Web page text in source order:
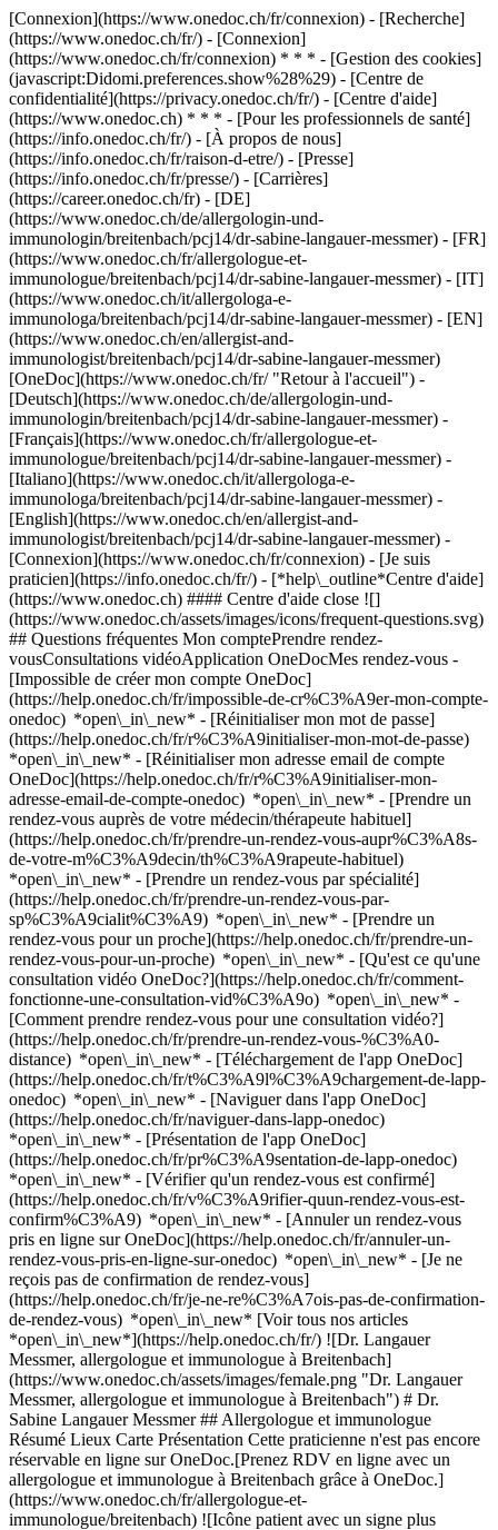
[Connexion](https://www.onedoc.ch/fr/connexion) - [Recherche]
(https://www.onedoc.ch/fr/) - [Connexion]
(https://www.onedoc.ch/fr/connexion) * * * - [Gestion des cookies]
(javascript:Didomi.preferences.show%28%29) - [Centre de
confidentialité](https://privacy.onedoc.ch/fr/) - [Centre d'aide]
(https://www.onedoc.ch) * * * - [Pour les professionnels de santé]
(https://info.onedoc.ch/fr/) - [À propos de nous]
(https://info.onedoc.ch/fr/raison-d-etre/) - [Presse]
(https://info.onedoc.ch/fr/presse/) - [Carrières]
(https://career.onedoc.ch/fr) - [DE]
(https://www.onedoc.ch/de/allergologin-und-
immunologin/breitenbach/pcj14/dr-sabine-langauer-messmer) - [FR]
(https://www.onedoc.ch/fr/allergologue-et-
immunologue/breitenbach/pcj14/dr-sabine-langauer-messmer) - [IT]
(https://www.onedoc.ch/it/allergologa-e-
immunologa/breitenbach/pcj14/dr-sabine-langauer-messmer) - [EN]
(https://www.onedoc.ch/en/allergist-and-
immunologist/breitenbach/pcj14/dr-sabine-langauer-messmer)
[OneDoc](https://www.onedoc.ch/fr/ "Retour à l'accueil") -
[Deutsch](https://www.onedoc.ch/de/allergologin-und-
immunologin/breitenbach/pcj14/dr-sabine-langauer-messmer) -
[Français](https://www.onedoc.ch/fr/allergologue-et-
immunologue/breitenbach/pcj14/dr-sabine-langauer-messmer) -
[Italiano](https://www.onedoc.ch/it/allergologa-e-
immunologa/breitenbach/pcj14/dr-sabine-langauer-messmer) -
[English](https://www.onedoc.ch/en/allergist-and-
immunologist/breitenbach/pcj14/dr-sabine-langauer-messmer) -
[Connexion](https://www.onedoc.ch/fr/connexion) - [Je suis
praticien](https://info.onedoc.ch/fr/) - [*help\_outline*Centre d'aide]
(https://www.onedoc.ch) #### Centre d'aide close ![]
(https://www.onedoc.ch/assets/images/icons/frequent-questions.svg)
## Questions fréquentes Mon comptePrendre rendez-
vousConsultations vidéoApplication OneDocMes rendez-vous -
[Impossible de créer mon compte OneDoc]
(https://help.onedoc.ch/fr/impossible-de-cr%C3%A9er-mon-compte-
onedoc) *open\_in\_new* - [Réinitialiser mon mot de passe]
(https://help.onedoc.ch/fr/r%C3%A9initialiser-mon-mot-de-passe)
*open\_in\_new* - [Réinitialiser mon adresse email de compte
OneDoc](https://help.onedoc.ch/fr/r%C3%A9initialiser-mon-
adresse-email-de-compte-onedoc) *open\_in\_new* - [Prendre un
rendez-vous auprès de votre médecin/thérapeute habituel]
(https://help.onedoc.ch/fr/prendre-un-rendez-vous-aupr%C3%A8s-
de-votre-m%C3%A9decin/th%C3%A9rapeute-habituel)
*open\_in\_new* - [Prendre un rendez-vous par spécialité]
(https://help.onedoc.ch/fr/prendre-un-rendez-vous-par-
sp%C3%A9cialit%C3%A9) *open\_in\_new* - [Prendre un
rendez-vous pour un proche](https://help.onedoc.ch/fr/prendre-un-
rendez-vous-pour-un-proche) *open\_in\_new* - [Qu'est ce qu'une
consultation vidéo OneDoc?](https://help.onedoc.ch/fr/comment-
fonctionne-une-consultation-vid%C3%A9o) *open\_in\_new* -
[Comment prendre rendez-vous pour une consultation vidéo?]
(https://help.onedoc.ch/fr/prendre-un-rendez-vous-%C3%A0-
distance) *open\_in\_new* - [Téléchargement de l'app OneDoc]
(https://help.onedoc.ch/fr/t%C3%A9l%C3%A9chargement-de-lapp-
onedoc) *open\_in\_new* - [Naviguer dans l'app OneDoc]
(https://help.onedoc.ch/fr/naviguer-dans-lapp-onedoc)
*open\_in\_new* - [Présentation de l'app OneDoc]
(https://help.onedoc.ch/fr/pr%C3%A9sentation-de-lapp-onedoc)
*open\_in\_new* - [Vérifier qu'un rendez-vous est confirmé](https://help.onedoc.ch/fr/v%C3%A9rifier-quun-rendez-vous-est-confirm%C3%A9) *open\_in\_new* - [Annuler un rendez-vous pris en ligne sur OneDoc](https://help.onedoc.ch/fr/annuler-un-rendez-vous-pris-en-ligne-sur-onedoc) *open\_in\_new* - [Je ne reçois pas de confirmation de rendez-vous](https://help.onedoc.ch/fr/je-ne-re%C3%A7ois-pas-de-confirmation-de-rendez-vous) *open\_in\_new* [Voir tous nos articles *open\_in\_new*](https://help.onedoc.ch/fr/) ![Dr. Langauer Messmer, allergologue et immunologue à Breitenbach](https://www.onedoc.ch/assets/images/female.png "Dr. Langauer Messmer, allergologue et immunologue à Breitenbach") # Dr. Sabine Langauer Messmer ## Allergologue et immunologue Résumé Lieux Carte Présentation Cette praticienne n'est pas encore réservable en ligne sur OneDoc.[Prenez RDV en ligne avec un allergologue et immunologue à Breitenbach grâce à OneDoc.](https://www.onedoc.ch/fr/allergologue-et-immunologue/breitenbach) ![Icône patient avec un signe plus annonçant que le professionnel accepte de nouveaux patients](https://www.onedoc.ch/assets/images/icons/new-patients.svg) ### Patients acceptés Dr. Sabine Langauer Messmer accepte les nouveaux patients ![Icône mallette annonçant les spécialités du professionnel de santé](https://www.onedoc.ch/assets/images/icons/specialties.svg) ### Spécialités Allergologie et immunologie Dermatologie et vénéréologie ![Icône de bâtiment annonçant tous les lieux où le professionnel de santé exerce](https://www.onedoc.ch/assets/images/icons/locations.svg) ### Lieux de consultation [Praxis Langauer Messmer Sabine à Bâle](https://www.onedoc.ch/fr/allergologue-et-immunologue/bale/puu3/dr-sabine-langauer-messmer) Gemeinschaftspraxis Dr. Sabine Langauer Messmer à Breitenbach ![Marqueur annonçant la carte et les informations d’accès du cabinet](https://www.onedoc.ch/assets/images/icons/map.svg) ### Carte et informations d'accès #### Gemeinschaftspraxis Dr. Sabine Langauer Messmer Passwangstrasse 10 4226 Breitenbach ![Icône document annonçant la présentation de l’établissement](https://www.onedoc.ch/assets/images/icons/presentation.svg) ### Présentation du professionnel de santé Dr. Langauer Messmer, __allergologue et immunologue à Breitenbach__, vous reçoit dans son cabinet Passwangstrasse 10. Dr. Langauer Messmer est spécialiste en __allergologie et immunologie à Breitenbach__. Pour plus d'informations et prendre rendez-vous, composez le [061 781 33 11](tel:+41617813311). * * * #### Langues parlées allemand ![Icône bulle de dialogue annonçant la section FAQ](https://www.onedoc.ch/assets/images/icons/faq.svg) ### FAQ *expand\_more* *keyboard\_arrow\_right* ## Quelles sont les adresses de Dr. Sabine Langauer Messmer? Dr. Sabine Langauer Messmer reçoit des patients aux adresses suivantes: - #### [Praxis Langauer Messmer Sabine](https://www.onedoc.ch/fr/cabinet-medical/bale/enw3/praxis-langauer-messmer-sabine) Hirzbrunnenstrasse 58 4058 Bâle - #### Gemeinschaftspraxis Dr. Sabine Langauer Messmer Passwangstrasse 10 4226 Breitenbach * * * *keyboard\_arrow\_right* ## Quelles sont les langues parlées par Dr. Sabine Langauer Messmer? Dr. Sabine Langauer Messmer propose des consultations en allemand. * * * *keyboard\_arrow\_right* ## Quels sont les numéros de téléphone de Dr. Sabine Langauer Messmer? Les numéros de téléphone de Dr. Sabine Langauer Messmer sont: - Praxis Langauer Messmer Sabine: [061 693 30 10](tel:+41616933010) - Gemeinschaftspraxis Dr. Sabine Langauer Messmer: [061 781 33 11](tel:+41617813311) * * * *keyboard\_arrow\_right* ## Quelles sont les spécialités de Dr. Sabine Langauer Messmer? Dr. Sabine Langauer Messmer est spécialiste en [allergologie et immunologie](https://www.onedoc.ch/fr/allergologue-et-immunologue/breitenbach) et [dermatologie et vénéréologie](https://www.onedoc.ch/fr/dermatologue/breitenbach) à Breitenbach. 1. [OneDoc](https://www.onedoc.ch/fr/)/ 2. [Allergologue et immunologue](https://www.onedoc.ch/fr/allergologue-et-immunologue)/ 3. [Canton de Soleure](https://www.onedoc.ch/fr/allergologue-et-immunologue/canton-de-soleure)/ 4. [Breitenbach](https://www.onedoc.ch/fr/allergologue-et-immunologue/breitenbach)/ 5. Dr. Sabine Langauer Messmer [*edit*Mettre à jour ces informations ou supprimer ma fiche](mailto:support@onedoc.ch?subject=Mise%20%C3%A0%20jour%20description%20-%20Dr.%20Sabine%20Langauer%20Messmer%20-%20%2370534) ### Vous êtes Dr. Sabine Langauer Messmer? Prenez le contrôle de votre profil OneDoc! Optimisez la gestion de votre cabinet médical avec notre solution de prise de rendez-vous en ligne: *call\_received*Réduisez les no-shows grâce aux SMS de rappel envoyés automatiquement. *access\_time*Simplifiez la gestion de votre cabinet et économisez du temps administratif. *visibility*Proposez la prise de rendez-vous en ligne, un service apprécié par vos patients. *thumb\_up*Boostez votre visibilité grâce au premier site de rendez-vous médicaux en Suisse. [Découvrir OneDoc Pro](https://info.onedoc.ch/fr/) ### Téléchargez l'app OneDoc Prenez rendez-vous en ligne chez un médecin, un dentiste ou un thérapeute proche de vous en Suisse. L'application OneDoc vous permet de gérer tous vos rendez-vous médicaux depuis votre natel, n'importe où et n'importe quand. ![Code QR redirigeant vers l’App Store ou Google Play pour télécharger l’app OneDoc Patients](https://www.onedoc.ch/assets/images/download-app-qr.jpeg) Scannez le QR code pour télécharger l’application [![Téléchargez notre application sur l'App Store!](https://www.onedoc.ch/assets/images/app-store-badge-fr.svg)](https://apps.apple.com/ch/app/onedoc/id1592376413?l=fr)[![Téléchargez notre application sur le Google Play Store!](https://www.onedoc.ch/assets/images/google-play-badge-fr.png)](https://play.google.com/store/apps/details?id=ch.onedoc.patient&hl=fr-CH) *keyboard\_arrow\_right* ## Spécialités associées [Dermatologue à Bâle](https://www.onedoc.ch/fr/dermatologue/bale)[Dermatologue à Olten](https://www.onedoc.ch/fr/dermatologue/olten)[Dermatologue à Lenzburg](https://www.onedoc.ch/fr/dermatologue/lenzburg)[Dermatologue à Bienne](https://www.onedoc.ch/fr/dermatologue/bienne)[Dermatologue à Reinach BL](https://www.onedoc.ch/fr/dermatologue/reinach?state=BL)[Dermatologue à Aarau](https://www.onedoc.ch/fr/dermatologue/aarau)[Dermatologue à Binningen](https://www.onedoc.ch/fr/dermatologue/binningen)[Dermatologue à Liestal](https://www.onedoc.ch/fr/dermatologue/liestal)[Dermatologue à Berthoud](https://www.onedoc.ch/fr/dermatologue/berthoud)[Dermatologue à Aarbourg](https://www.onedoc.ch/fr/dermatologue/aarbourg)[Dermatologue à Zofingue](https://www.onedoc.ch/fr/dermatologue/zofingue)[Dermatologue à Allschwil](https://www.onedoc.ch/fr/dermatologue/allschwil)[Dermatologue à Soleure](https://www.onedoc.ch/fr/dermatologue/soleure)[Dermatologue à Sursee](https://www.onedoc.ch/fr/dermatologue/sursee)[Dermatologue à Granges SO](https://www.onedoc.ch/fr/dermatologue/granges?state=SO) *keyboard\_arrow\_right* ## Recherches fréquentes [Physiothérapeute à Bâle](https://www.onedoc.ch/fr/physiotherapeute/bale)[Gynécologue obstétricien à Aarau](https://www.onedoc.ch/fr/gynecologue-obstetricien/aarau)[Spécialiste en médecine interne générale à Bâle](https://www.onedoc.ch/fr/specialiste-en-medecine-interne-generale/bale)[Médecin généraliste à Bâle](https://www.onedoc.ch/fr/medecin-generaliste/bale)[Ophtalmologue à Aarau](https://www.onedoc.ch/fr/ophtalmologue/aarau)[Centre de vaccination à Bâle](https://www.onedoc.ch/fr/centre-de-vaccination/bale)[Dermatologue à Bâle](https://www.onedoc.ch/fr/dermatologue/bale)[Prestations de santé en pharmacie à Bâle](https://www.onedoc.ch/fr/prestations-de-sante-en-pharmacie/bale)[Gynécologue obstétricien à Bâle](https://www.onedoc.ch/fr/gynecologue-obstetricien/bale)[Thérapeute en drainage lymphatique à Bâle](https://www.onedoc.ch/fr/therapeute-en-drainage-lymphatique/bale)[Ophtalmologue à Olten](https://www.onedoc.ch/fr/ophtalmologue/olten)[Urologue à Bâle](https://www.onedoc.ch/fr/urologue/bale)[Physiothérapeute à Muttenz](https://www.onedoc.ch/fr/physiotherapeute/muttenz)[Préparateur physique à Muttenz](https://www.onedoc.ch/fr/preparateur-physique/muttenz)[Physiothérapeute à Allschwil](https://www.onedoc.ch/fr/physiotherapeute/allschwil)[Masseur classique à Muttenz](https://www.onedoc.ch/fr/masseur-classique/muttenz)[Spécialiste en médecine interne générale à Liestal](https://www.onedoc.ch/fr/specialiste-en-medecine-interne-generale/liestal)[Dermatologue à Olten](https://www.onedoc.ch/fr/dermatologue/olten)[Spécialiste en médecine interne générale à Aarau](https://www.onedoc.ch/fr/specialiste-en-medecine-interne-generale/aarau)[Pédiatre à Rheinfelden](https://www.onedoc.ch/fr/pediatre/rheinfelden)[Spécialiste en médecine esthétique à Lenzburg](https://www.onedoc.ch/fr/specialiste-en-medecine-esthetique/lenzburg) *keyboard\_arrow\_right* ## Annuaire des professionnels de santé suisses [Liste des praticiens](https://www.onedoc.ch/fr/annuaire) [A](https://www.onedoc.ch/fr/annuaire/A) [B](https://www.onedoc.ch/fr/annuaire/B) [C](https://www.onedoc.ch/fr/annuaire/C) [D](https://www.onedoc.ch/fr/annuaire/D) [E](https://www.onedoc.ch/fr/annuaire/E) [F](https://www.onedoc.ch/fr/annuaire/F) [G](https://www.onedoc.ch/fr/annuaire/G) [H](https://www.onedoc.ch/fr/annuaire/H) [I](https://www.onedoc.ch/fr/annuaire/I) [J](https://www.onedoc.ch/fr/annuaire/J) [K](https://www.onedoc.ch/fr/annuaire/K) [L](https://www.onedoc.ch/fr/annuaire/L) [M](https://www.onedoc.ch/fr/annuaire/M) [N](https://www.onedoc.ch/fr/annuaire/N) [O](https://www.onedoc.ch/fr/annuaire/O) [P](https://www.onedoc.ch/fr/annuaire/P) [Q](https://www.onedoc.ch/fr/annuaire/Q) [R](https://www.onedoc.ch/fr/annuaire/R) [S](https://www.onedoc.ch/fr/annuaire/S) [T](https://www.onedoc.ch/fr/annuaire/T) [U](https://www.onedoc.ch/fr/annuaire/U) [V](https: